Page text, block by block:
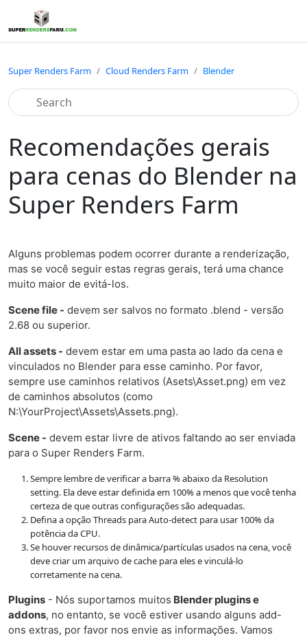
Super Renders Farm Cloud Renders Farm Blender
Recomendações gerais
para cenas do Blender na
Super Renders Farm
Alguns problemas podem ocorrer durante a renderização,
mas se você seguir estas regras gerais, terá uma chance
muito maior de evitá-los.
Scene file - devem ser salvos no formato .blend - versão
2.68 ou superior.
All assets - devem estar em uma pasta ao lado da cena e
vinculados no Blender para esse caminho. Por favor,
sempre use caminhos relativos (Asets\Asset.png) em vez
de caminhos absolutos (como
N:\YourProject\Assets\Assets.png).
Scene - devem estar livre de ativos faltando ao ser enviada
para o Super Renders Farm.
Sempre lembre de verificar a barra % abaixo da Resolution
setting. Ela deve estar definida em 100% a menos que você tenha
certeza de que outras configurações são adequadas.
Defina a opção Threads para Auto-detect para usar 100% da
potência da CPU.
Se houver recursos de dinâmica/partículas usados na cena, você
deve criar um arquivo de cache para eles e vinculá-lo
corretamente na cena.
Plugins - Nós suportamos muitos Blender plugins e
addons, no entanto, se você estiver usando alguns add-
ons extras, por favor nos envie as informações. Vamos